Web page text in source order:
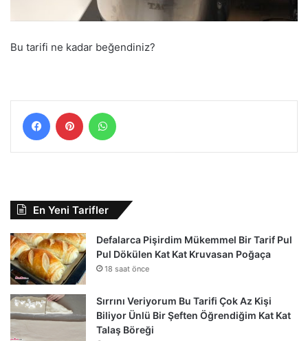
Bu tarifi ne kadar beğendiniz?
FacebookPinterest
En Yeni Tarifler
Defalarca Pişirdim Mükemmel Bir Tarif Pul
Pul Dökülen Kat Kat Kruvasan Poğaça
18 saat önce
Sırrını Veriyorum Bu Tarifi Çok Az Kişi
Biliyor Ünlü Bir Şeften Öğrendiğim Kat Kat
Talaş Böreği